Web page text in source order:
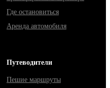
Где остановиться
Аренда автомобиля
Путеводители
Пешие маршруты